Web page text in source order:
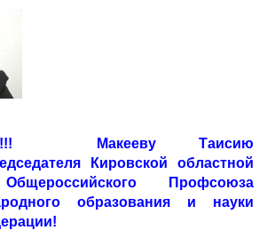
Макееву Таисию
Кировской областной
Профсоюза
образования и науки